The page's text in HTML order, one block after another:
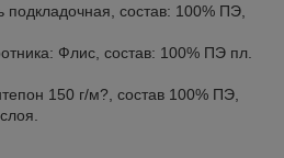
подкладочная, состав: 100% ПЭ,
Флис, состав: 100% ПЭ пл.
150 г/м?, состав 100% ПЭ,